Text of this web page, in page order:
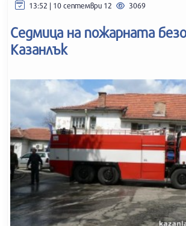
13:52 | 10 септември 12 3069
Седмица на пожарната
Казанлък